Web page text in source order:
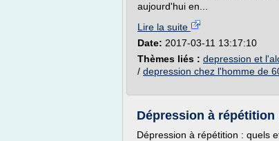
aujourd'hui en...
Lire la suite
Date: 2017-03-11 13:17:10
Thèmes liés : depression et
/ depression chez l'homme de
Dépression à
Dépression à répétition : quels